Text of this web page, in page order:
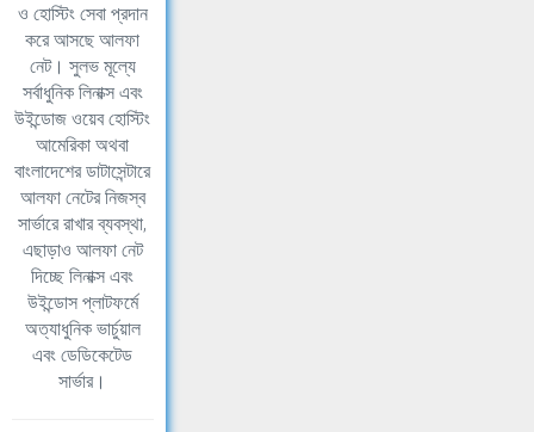
ও হোস্টিং সেবা প্রদান
করে আসছে আলফা
নেট। সুলভ মূল্যে
সর্বাধুনিক লিনাক্স এবং
উইন্ডোজ ওয়েব হোস্টিং
আমেরিকা অথবা
বাংলাদেশের ডাটাসেন্টারে
আলফা নেটের নিজস্ব
সার্ভারে রাখার ব্যবস্থা,
এছাড়াও আলফা নেট
দিচ্ছে লিনাক্স এবং
উইন্ডোস প্লাটফর্মে
অত্যাধুনিক ভার্চুয়াল
এবং ডেডিকেটেড
সার্ভার।